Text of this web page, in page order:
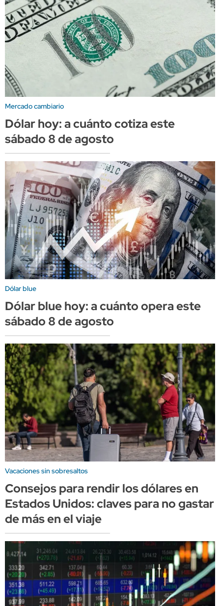
Mercado cambiario
Dólar hoy: a cuánto cotiza este
sábado 8 de agosto
Dólar blue
Dólar blue hoy: a cuánto opera este
sábado 8 de agosto
Vacaciones sin sobresaltos
Consejos para rendir los dólares en
Estados Unidos: claves para no gastar
de más en el viaje